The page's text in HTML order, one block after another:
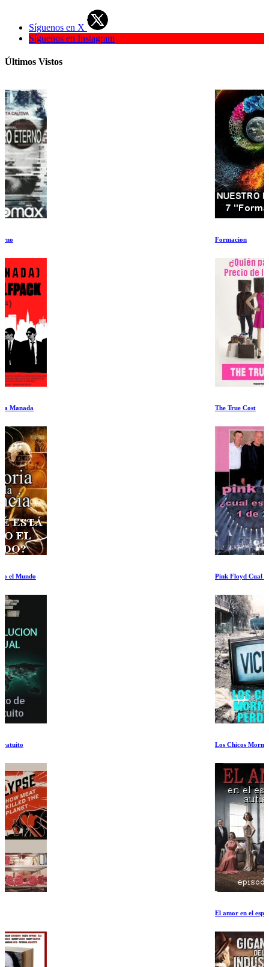
Síguenos en X
Síguenos en Instagram
Últimos Vistos
The True Cost
Pink Floyd Cual es Pink I